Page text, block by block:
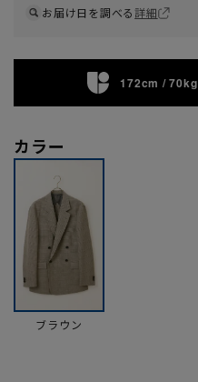
お届け日を調べる詳細
172cm / 70kg
カラー
ブラウン